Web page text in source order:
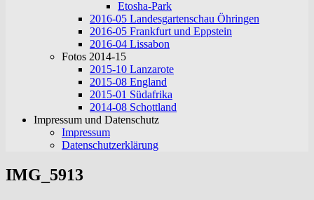
Etosha-Park
2016-05 Landesgartenschau Öhringen
2016-05 Frankfurt und Eppstein
2016-04 Lissabon
Fotos 2014-15
2015-10 Lanzarote
2015-08 England
2015-01 Südafrika
2014-08 Schottland
Impressum und Datenschutz
Impressum
Datenschutzerklärung
IMG_5913